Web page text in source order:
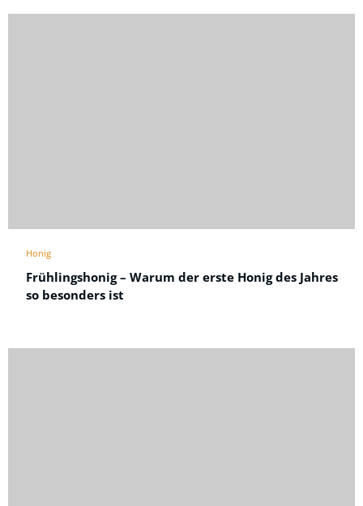
Honig
Frühlingshonig – Warum der erste Honig des Jahres
so besonders ist